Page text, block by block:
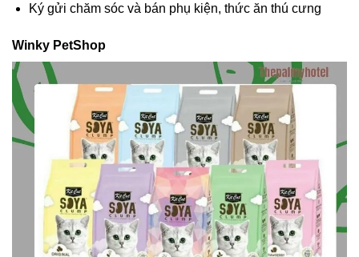
Ký gửi chăm sóc và bán phụ kiện, thức ăn thú cưng
Winky PetShop